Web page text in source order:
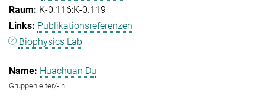
K-0.116:K-0.119
Publikationsreferenzen
Biophysics Lab
Huachuan Du
Gruppenleiter/-in